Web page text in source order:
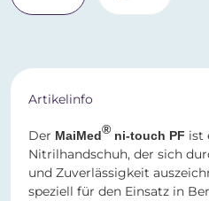
Artikelinfo
Der MaiMed® ni-touch PF ist
Nitrilhandschuh, der sich
und Zuverlässigkeit
speziell für den Einsatz in